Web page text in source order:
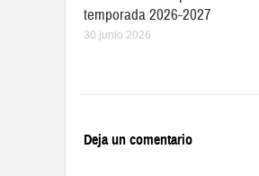
temporada 2026-2027
30 junio 2026
Deja un comentario